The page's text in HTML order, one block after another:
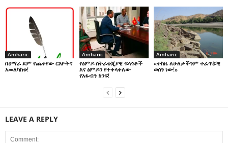
Amharic
በዐማራ ደም የጨቀየው ርእዮትና
አመለካከቱ!
Amharic
የፅምዶ ስትራቴጂያዊ ፍላጎቶች
እና ፅምዶን የተቀላቀለው
የአፋብን ክንፍ!
Amharic
«ተከዜ ለሁለታችንም ተፈጥሯዊ
ወሰን ነው!»
LEAVE A REPLY